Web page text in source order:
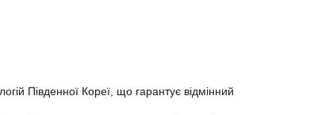
Південної Кореї, що гарантує відмінний